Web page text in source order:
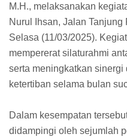
M.H., melaksanakan
Nurul Ihsan, Jalan Tanjung
Selasa (11/03/2025).
mempererat silaturahmi
serta meningkatkan
ketertiban selama bulan
Dalam kesempatan
didampingi oleh sejumlah